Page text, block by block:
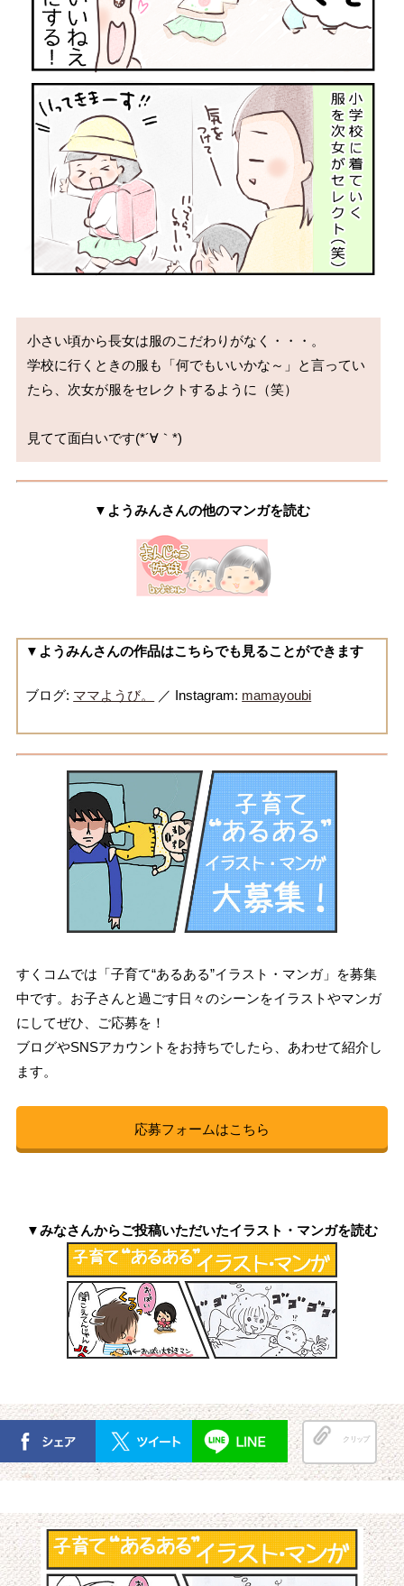
小さい頃から長女は服のこだわりがなく・・・。
学校に行くときの服も「何でもいいかな～」と言ってい
たら、次女が服をセレクトするように（笑）
▼ようみんさんの他のマンガを読む
▼ようみんさんの作品はこちらでも見ることができます
ブログ: ママようび。 ／ Instagram: mamayoubi
すくコムでは「子育て“あるある”イラスト・マンガ」を募集
中です。お子さんと過ごす日々のシーンをイラストやマンガ
にしてぜひ、ご応募を！
ブログやSNSアカウントをお持ちでしたら、あわせて紹介し
ます。
応募フォームはこちら
▼みなさんからご投稿いただいたイラスト・マンガを読む
クリップ